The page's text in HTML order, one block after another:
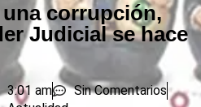
corrupción,
Judicial se hace
3:01 am
Sin Comentarios